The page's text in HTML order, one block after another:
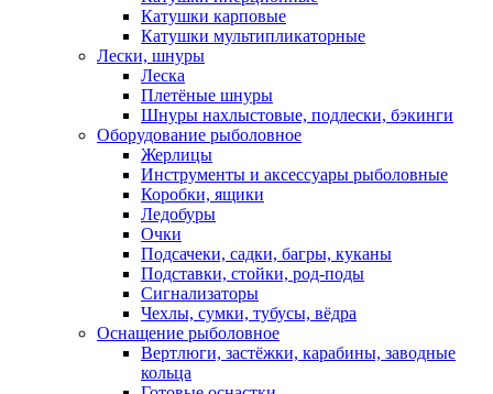
Катушки карповые
Катушки мультипликаторные
Лески, шнуры
Леска
Плетёные шнуры
Шнуры нахлыстовые, подлески, бэкинги
Оборудование рыболовное
Жерлицы
Инструменты и аксессуары рыболовные
Коробки, ящики
Ледобуры
Очки
Подсачеки, садки, багры, куканы
Подставки, стойки, род-поды
Сигнализаторы
Чехлы, сумки, тубусы, вёдра
Оснащение рыболовное
Вертлюги, застёжки, карабины, заводные
кольца